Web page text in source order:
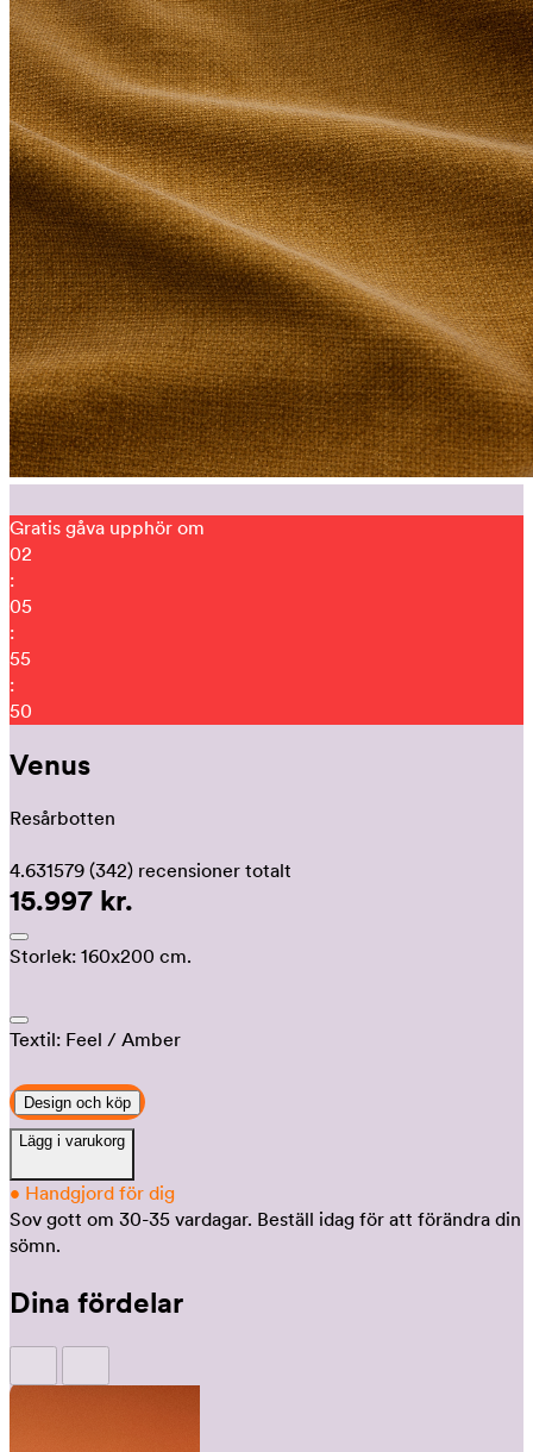
Gratis gåva upphör om
02
:
05
:
55
:
44
Venus
Resårbotten
4.631579 (342) recensioner totalt
15.997 kr.
Storlek: 160x200 cm.
Textil: Feel / Amber
Design och köp
Lägg i varukorg
• Handgjord för dig
Sov gott om 30-35 vardagar. Beställ idag för att förändra din
sömn.
Dina fördelar